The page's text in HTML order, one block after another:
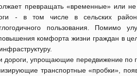
превращать «временные» или
- в том числе в сельских
пользования. Помимо
комфорта жизни граждан в
дороги, упрощающие передвижение по
транспортные «пробки»,